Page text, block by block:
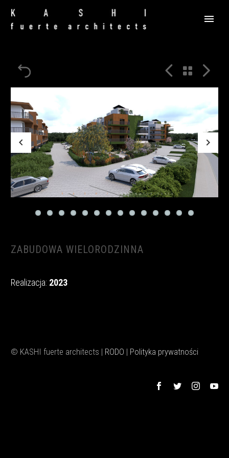
 
Previous Next
ZABUDOWA WIELORODZINNA
Realizacja: 2023
© KASHI fuerte architects | RODO | Polityka prywatności